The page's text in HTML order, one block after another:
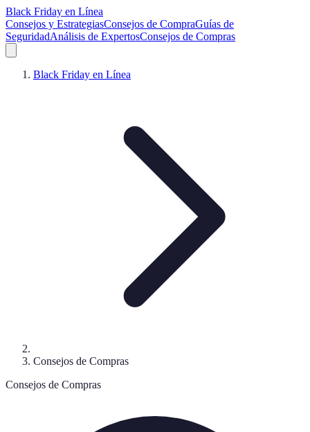
Black Friday en Línea
Consejos y EstrategiasConsejos de CompraGuías de
SeguridadAnálisis de ExpertosConsejos de Compras
Black Friday en Línea
Consejos de Compras
Consejos de Compras